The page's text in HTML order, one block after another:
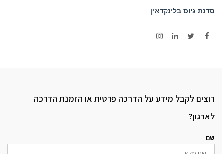
סדנת גיוס בלינקדאין
רוצים לקבל מידע על הדרכה פרטית או הזמנת הדרכה
לארגון?
שם